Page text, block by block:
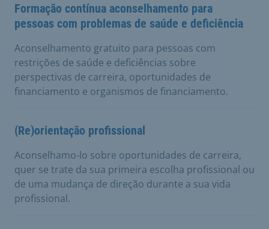
Formação contínua aconselhamento para
pessoas com problemas de saúde e deficiência
Aconselhamento gratuito para pessoas com
restrições de saúde e deficiências sobre
perspectivas de carreira, oportunidades de
financiamento e organismos de financiamento.
(Re)orientação profissional
Aconselhamo-lo sobre oportunidades de carreira,
quer se trate da sua primeira escolha profissional ou
de uma mudança de direção durante a sua vida
profissional.